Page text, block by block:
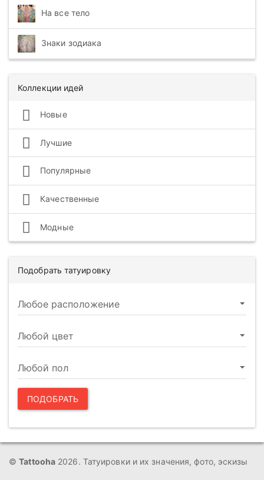
На все тело
Знаки зодиака
Коллекции идей
Новые
Лучшие
Популярные
Качественные
Модные
Подобрать татуировку
ПОДОБРАТЬ
©Tattooha 2026. Татуировки и их значения, фото, эскизы